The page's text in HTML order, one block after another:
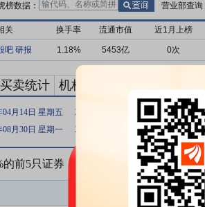
榜数据： 营业部查询
关 换手率 流通市值 近1月上榜
吧 研报 1.18% 5453亿 0次
卖统计 机构买卖统计
04月14日 星期五 2022年10月20日 星期四 2022年
08月30日 星期一 2021年08月03日 星期二 2021年
的前5只证券